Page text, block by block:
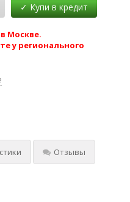
Москве.
у регионального
Отзывы